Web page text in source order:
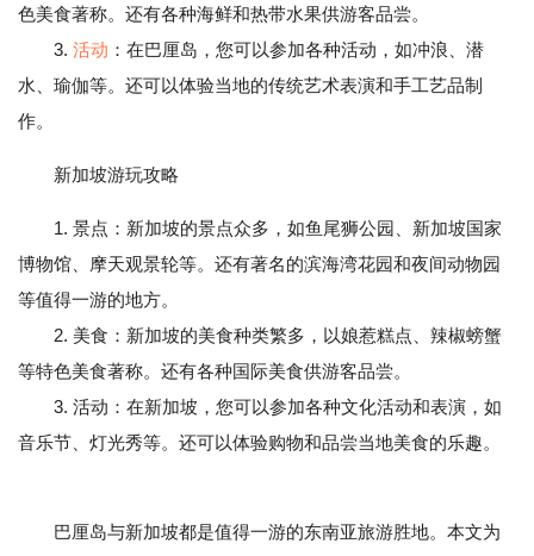
色美食著称。还有各种海鲜和热带水果供游客品尝。
3. 活动 ：在巴厘岛，您可以参加各种活动，如冲浪、潜
水、瑜伽等。还可以体验当地的传统艺术表演和手工艺品制
作。
新加坡游玩攻略
1. 景点：新加坡的景点众多，如鱼尾狮公园、新加坡国家
博物馆、摩天观景轮等。还有著名的滨海湾花园和夜间动物园
等值得一游的地方。
2. 美食：新加坡的美食种类繁多，以娘惹糕点、辣椒螃蟹
等特色美食著称。还有各种国际美食供游客品尝。
3. 活动：在新加坡，您可以参加各种文化活动和表演，如
音乐节、灯光秀等。还可以体验购物和品尝当地美食的乐趣。
巴厘岛与新加坡都是值得一游的东南亚旅游胜地。本文为